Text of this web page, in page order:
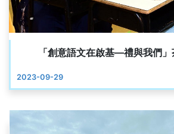
「創意語文在啟基—禮與我們
2023-09-29